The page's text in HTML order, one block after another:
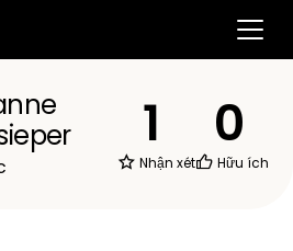
1
Nhận xét
0
Hữu ích